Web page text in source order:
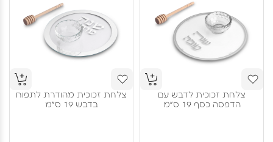
צלחת זכוכית לדבש עם
הדפסה כסף 19 ס"מ
צלחת זכוכית מהודרת לתפוח
בדבש 19 ס"מ